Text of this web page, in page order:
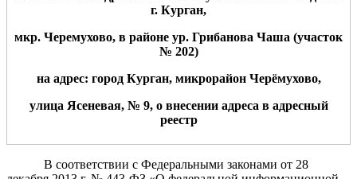
г. Курган,
мкр. Черемухово, в районе ур. Грибанова Чаша (участок
№ 202)
на адрес: город Курган, микрорайон Черёмухово,
улица Ясеневая, № 9, о внесении адреса в адресный
реестр
В соответствии с Федеральными законами от 28